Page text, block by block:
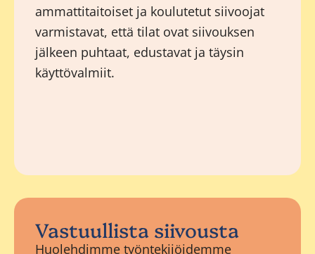
ammattitaitoiset ja koulutetut siivoojat
varmistavat, että tilat ovat siivouksen
jälkeen puhtaat, edustavat ja täysin
käyttövalmiit.
Vastuullista siivousta
Huolehdimme työntekijöidemme